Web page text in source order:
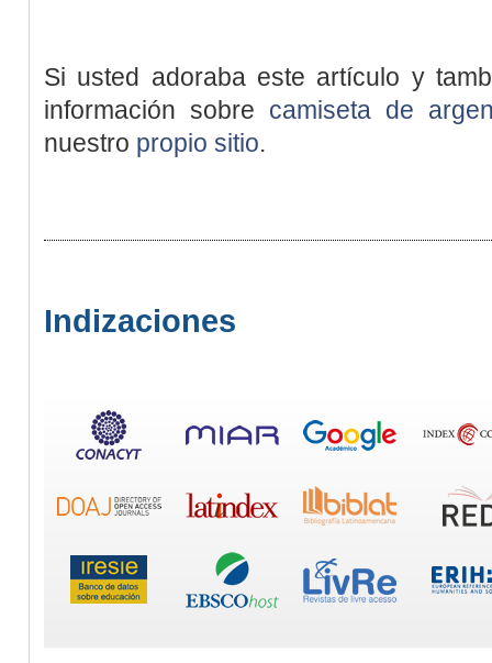
Si usted adoraba este artículo y
información sobre camiseta de
nuestro propio sitio.
Indizaciones